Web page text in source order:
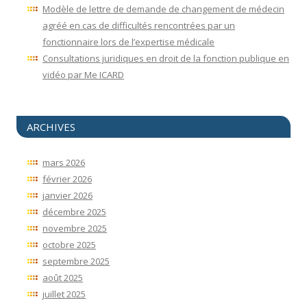
Modèle de lettre de demande de changement de médecin
agréé en cas de difficultés rencontrées par un
fonctionnaire lors de l’expertise médicale
Consultations juridiques en droit de la fonction publique en
vidéo par Me ICARD
ARCHIVES
mars 2026
février 2026
janvier 2026
décembre 2025
novembre 2025
octobre 2025
septembre 2025
août 2025
juillet 2025